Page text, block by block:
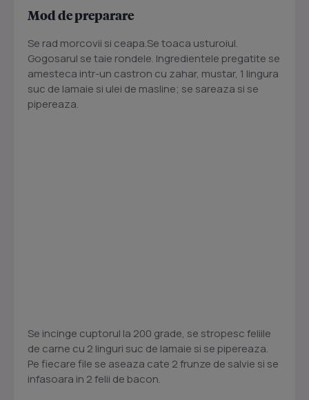
Mod de preparare
Se rad morcovii si ceapa.Se toaca usturoiul.
Gogosarul se taie rondele. Ingredientele pregatite se
amesteca intr-un castron cu zahar, mustar, 1 lingura
suc de lamaie si ulei de masline; se sareaza si se
pipereaza.
Se incinge cuptorul la 200 grade, se stropesc feliile
de carne cu 2 linguri suc de lamaie si se pipereaza.
Pe fiecare file se aseaza cate 2 frunze de salvie si se
infasoara in 2 felii de bacon.